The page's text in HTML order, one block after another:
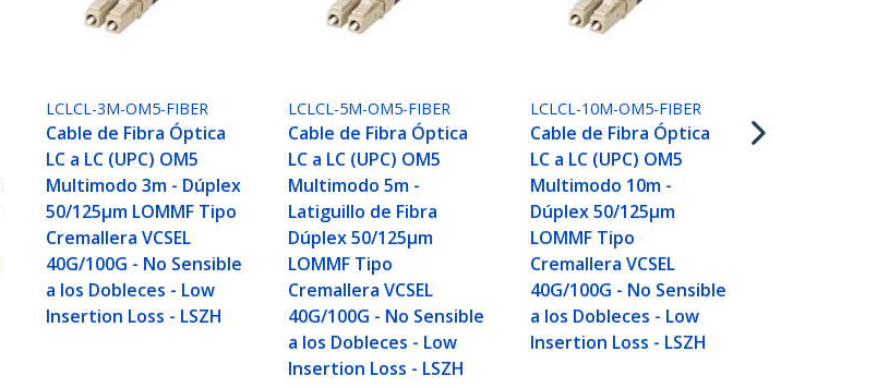
LCLCL-3M-OM5-FIBER
Cable de Fibra Óptica
LC a LC (UPC) OM5
Multimodo 3m - Dúplex
50/125µm LOMMF Tipo
Cremallera VCSEL
40G/100G - No Sensible
a los Dobleces - Low
Insertion Loss - LSZH
LCLCL-5M-OM5-FIBER
Cable de Fibra Óptica
LC a LC (UPC) OM5
Multimodo 5m -
Latiguillo de Fibra
Dúplex 50/125µm
LOMMF Tipo
Cremallera VCSEL
40G/100G - No Sensible
a los Dobleces - Low
Insertion Loss - LSZH
LCLCL-10M-OM5-FIBER
Cable de Fibra Óptica
LC a LC (UPC) OM5
Multimodo 10m -
Dúplex 50/125µm
LOMMF Tipo
Cremallera VCSEL
40G/100G - No Sensible
a los Dobleces - Low
Insertion Loss - LSZH